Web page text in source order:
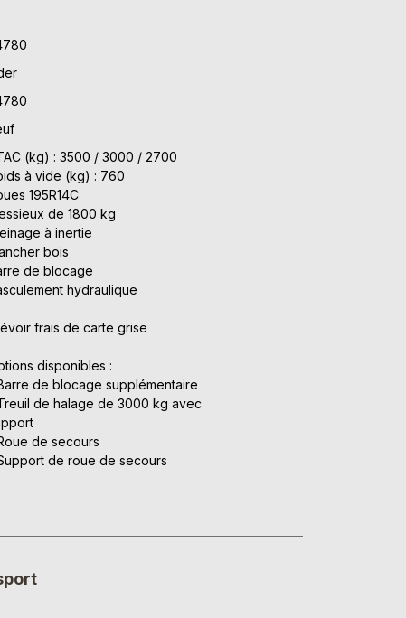
(kg) : 3500 / 3000 / 2700
à vide (kg) : 760
195R14C
de 1800 kg
à inertie
bois
de blocage
hydraulique
frais de carte grise
disponibles :
de blocage supplémentaire
de halage de 3000 kg avec
de secours
de roue de secours